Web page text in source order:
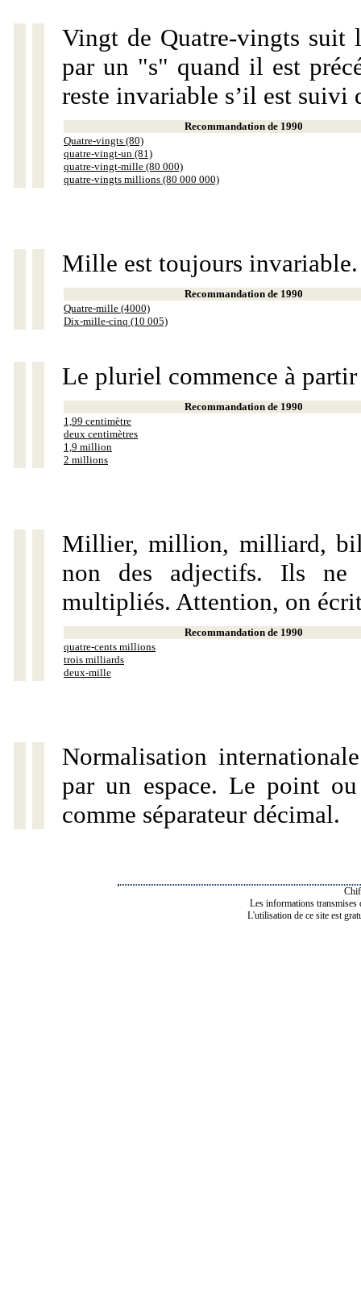
Vingt de Quatre-vingts suit
par un "s" quand il est
reste invariable s’il est suivi
Recommandation de 1990
Quatre-vingts (80)
quatre-vingt-un (81)
quatre-vingt-mille (80 000)
quatre-vingts millions (80 000 000)
Mille est toujours invariable.
Recommandation de 1990
Quatre-mille (4000)
Dix-mille-cinq (10 005)
Le pluriel commence à
Recommandation de 1990
1,99 centimètre
deux centimètres
1,9 million
2 millions
Millier, million, milliard,
non des adjectifs. Ils ne
multipliés. Attention, on
Recommandation de 1990
quatre-cents millions
trois milliards
deux-mille
Normalisation
par un espace. Le point
comme séparateur décimal.
Les informations transmises
L'utilisation de ce site est